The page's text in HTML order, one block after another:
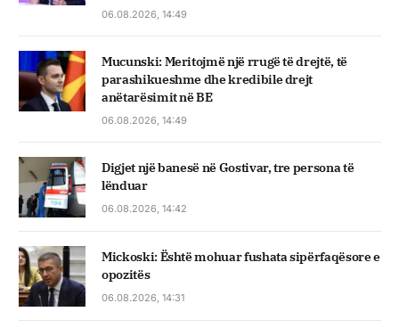
06.08.2026, 14:49
Mucunski: Meritojmë një rrugë të drejtë, të
parashikueshme dhe kredibile drejt
anëtarësimit në BE
06.08.2026, 14:49
Digjet një banesë në Gostivar, tre persona të
lënduar
06.08.2026, 14:42
Mickoski: Është mohuar fushata sipërfaqësore e
opozitës
06.08.2026, 14:31